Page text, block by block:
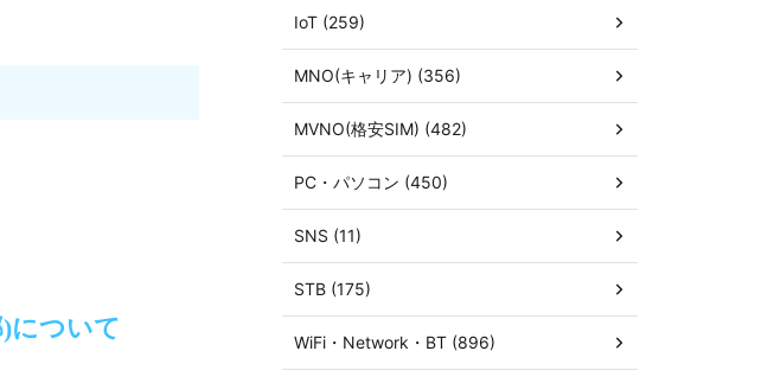
)について
IoT (259)
MNO(キャリア) (356)
MVNO(格安SIM) (482)
PC・パソコン (450)
SNS (11)
STB (175)
WiFi・Network・BT (896)